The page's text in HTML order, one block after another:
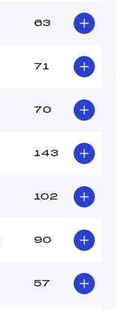
63
71
70
143
102
90
57